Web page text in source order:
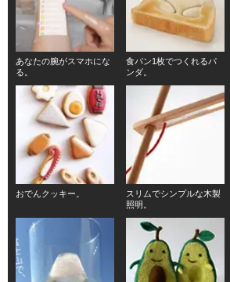
あなたの腕がスマホにな
る。
食パン1枚でつくれるパ
ンダ。
おでんクッキー。
スリムでシンプルな木製
照明。